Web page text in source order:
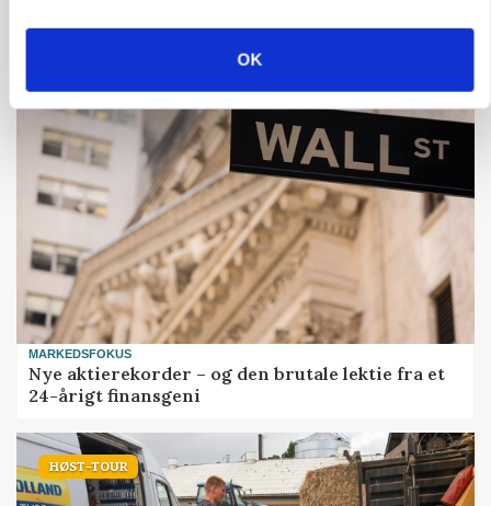
OK
Befriende, at topredaktør erkender, hun er
blevet klogere. Det kunne vi alle lære af
MARKEDSFOKUS
Nye aktierekorder – og den brutale lektie fra et
24-årigt finansgeni
HØST-TOUR